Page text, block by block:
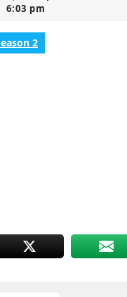
16,
6:03 pm
2